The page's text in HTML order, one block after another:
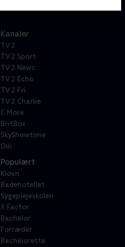
Kanaler
TV 2
TV 2 Sport
TV 2 News
TV 2 Echo
TV 2 Fri
TV 2 Charlie
C More
BritBox
SkyShowtime
Oiii
Populært
Klovn
Badehotellet
Sygeplejeskolen
X Factor
Bachelor
Forræder
Bachelorette